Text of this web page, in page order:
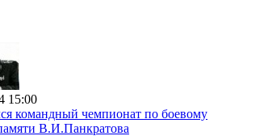
15:00
командный чемпионат по боевому
В.И.Панкратова